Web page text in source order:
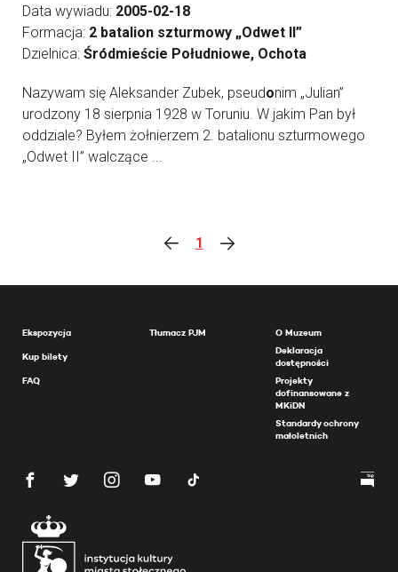
Data wywiadu: 2005-02-18
Formacja: 2 batalion szturmowy „Odwet II”
Dzielnica: Śródmieście Południowe, Ochota
Nazywam się Aleksander Zubek, pseudonim „Julian”
urodzony 18 sierpnia 1928 w Toruniu. W jakim Pan był
oddziale? Byłem żołnierzem 2. batalionu szturmowego
„Odwet II” walczące ...
1
Ekspozycja
Kup bilety
FAQ
Tłumacz PJM
O Muzeum
Deklaracja
dostępności
Projekty
dofinansowane z
MKiDN
Standardy ochrony
małoletnich